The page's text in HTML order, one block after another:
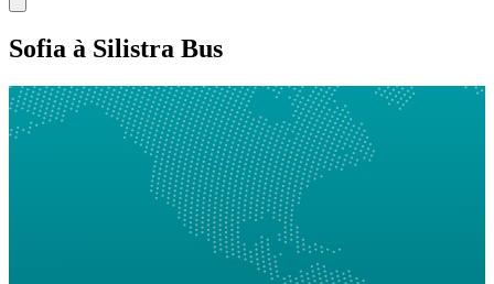
Sofia à Silistra Bus